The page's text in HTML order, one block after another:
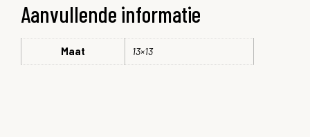
Aanvullende informatie
Maat 13×13